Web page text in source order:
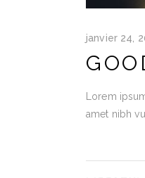
janvier 24,
Lorem
amet nibh